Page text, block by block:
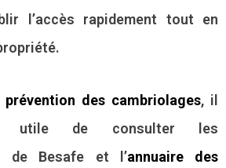
l’accès rapidement tout en
prévention des cambriolages, il
utile de consulter les
de Besafe et l’annuaire des